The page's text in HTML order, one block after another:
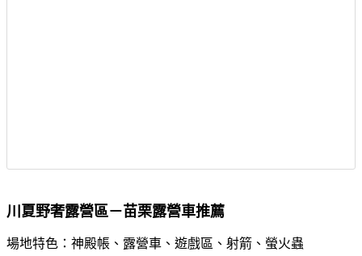
川夏野奢露營區－苗栗露營車推薦
場地特色：神殿帳、露營車、遊戲區、射箭、螢火蟲